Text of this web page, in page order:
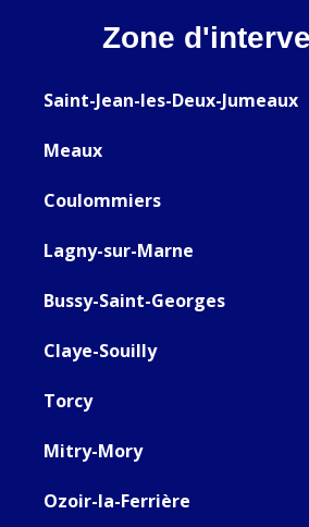
Zone
Saint-Jean-les-Deux-Jumeaux
Meaux
Coulommiers
Lagny-sur-Marne
Bussy-Saint-Georges
Claye-Souilly
Torcy
Mitry-Mory
Ozoir-la-Ferrière